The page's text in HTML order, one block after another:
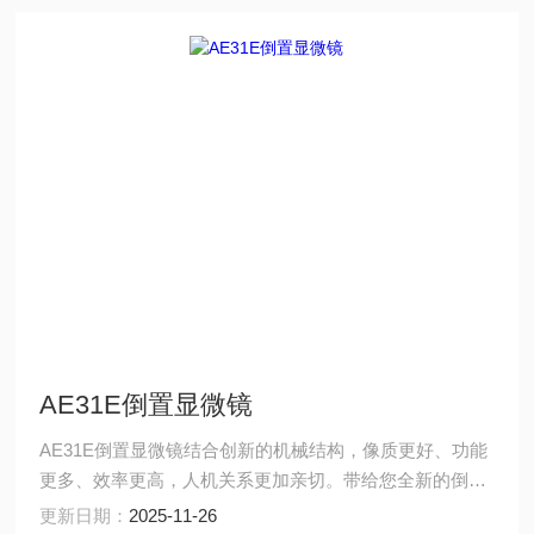
AE31E倒置显微镜
AE31E倒置显微镜结合创新的机械结构，像质更好、功能
更多、效率更高，人机关系更加亲切。带给您全新的倒置
生物显微镜概念。
更新日期： 2025-11-26